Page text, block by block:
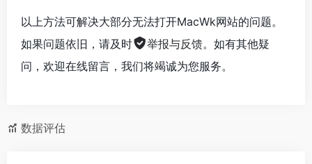
以上方法可解决大部分无法打开MacWk网站的问题。
如果问题依旧，请及时
举报与反馈。如有其他疑
问，欢迎在线留言，我们将竭诚为您服务。
数据评估